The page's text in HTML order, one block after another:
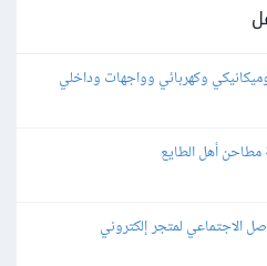
مطاحن أهل الطايع